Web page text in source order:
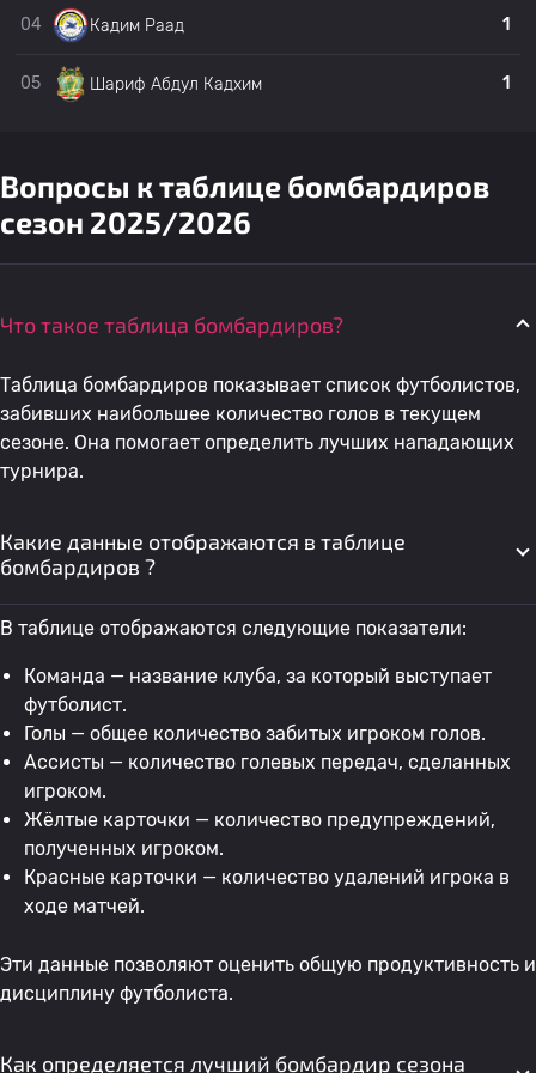
20 Дхургам Исмаил 0
22 Mohammad Kareem
24 T. Aggoun
25 Dhurgham Ismail Аль-Завраа 0
26
Битанг
Аль-Завраа
27 Diego Hernandez Аль Шорта
Mahmoud Al Mawas
29 Хусейн Фалах Аль-Завраа 0
30 Реван Амин
Майтхам Джаббар
32 B. Moumouni
33 Anthony Mfede Аль-Завраа 0
04 Кадим Раад 1
05 Шариф Абдул Кадхим 1
Вопросы к таблице бомбардиров
сезон 2025/2026
Что такое таблица бомбардиров?
Таблица бомбардиров показывает список футболистов,
забивших наибольшее количество голов в текущем
сезоне. Она помогает определить лучших нападающих
турнира.
Какие данные отображаются в таблице
бомбардиров ?
В таблице отображаются следующие показатели:
Команда — название клуба, за который выступает
футболист.
Голы — общее количество забитых игроком голов.
Ассисты — количество голевых передач, сделанных
игроком.
Жёлтые карточки — количество предупреждений,
полученных игроком.
Красные карточки — количество удалений игрока в
ходе матчей.
Эти данные позволяют оценить общую продуктивность и
дисциплину футболиста.
Как определяется лучший бомбардир сезона